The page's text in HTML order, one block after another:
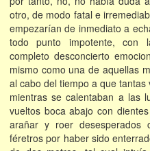
otro, de modo fatal e
empezarían de inmediato a
todo punto impotente, con
completo desconcierto
mismo como una de aquellas
al cabo del tiempo a que
mientras se calentaban a las
vueltos boca abajo con
arañar y roer desesperados
féretros por haber sido